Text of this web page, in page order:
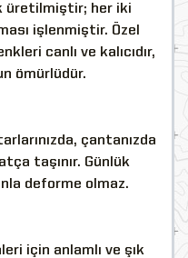
üretilmiştir; her iki
işlenmiştir. Özel
canlı ve kalıcıdır,
ömürlüdür.
çantanızda
taşınır. Günlük
deforme olmaz.
için anlamlı ve şık